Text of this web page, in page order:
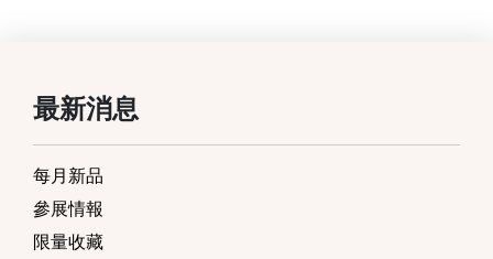
最新消息
每月新品
參展情報
限量收藏